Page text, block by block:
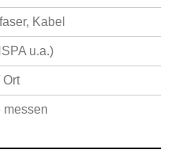
Kabel
u.a.)
messen